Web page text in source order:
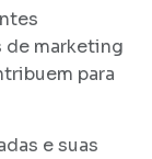
de marketing
para
e suas